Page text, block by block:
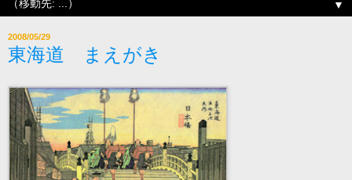
▼
2008/05/29
東海道 まえがき